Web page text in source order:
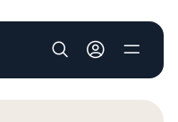
User account